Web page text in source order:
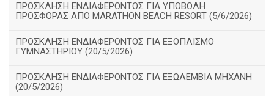
ΠΡΟΣΚΛΗΣΗ ΕΝΔΙΑΦΕΡΟΝΤΟΣ ΓΙΑ ΥΠΟΒΟΛΗ
ΠΡΟΣΦΟΡΑΣ ΑΠΟ MARATHON BEACH RESORT (5/6/2026)
ΠΡΟΣΚΛΗΣΗ ΕΝΔΙΑΦΕΡΟΝΤΟΣ ΓΙΑ ΕΞΟΠΛΙΣΜΟ
ΓΥΜΝΑΣΤΗΡΙΟΥ (20/5/2026)
ΠΡΟΣΚΛΗΣΗ ΕΝΔΙΑΦΕΡΟΝΤΟΣ ΓΙΑ ΕΞΩΛΕΜΒΙΑ ΜΗΧΑΝΗ
(20/5/2026)